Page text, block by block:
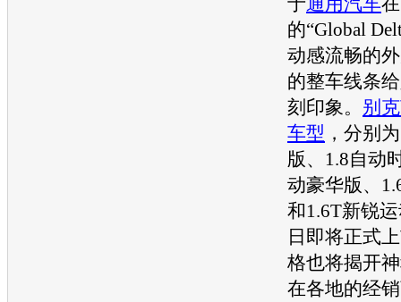
的“Global
动感流畅的
的整车线条
刻印象。 别
车型 ，分别
版、1.8自动
动豪华版、
和1.6T新锐
日即将正式
格也将揭开
在各地的经